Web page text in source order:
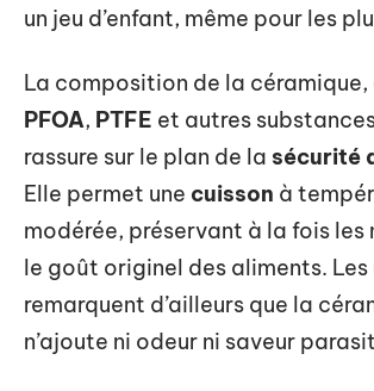
un jeu d’enfant, même pour les
La composition de la céramique,
PFOA, PTFE et autres
rassure sur le plan de la sécurité
Elle permet une cuisson à
modérée, préservant à la fois les
le goût originel des aliments.
remarquent d’ailleurs que la
n’ajoute ni odeur ni saveur